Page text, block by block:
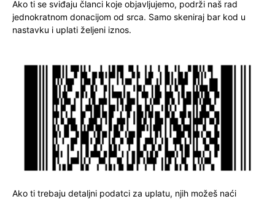
Ako ti se sviđaju članci koje objavljujemo, podrži naš rad
jednokratnom donacijom od srca. Samo skeniraj bar kod u
nastavku i uplati željeni iznos.
Ako ti trebaju detaljni podatci za uplatu, njih možeš naći